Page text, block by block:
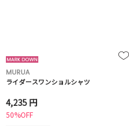
MURUA
ライダースワンショルシャツ
4,235 円
50%OFF